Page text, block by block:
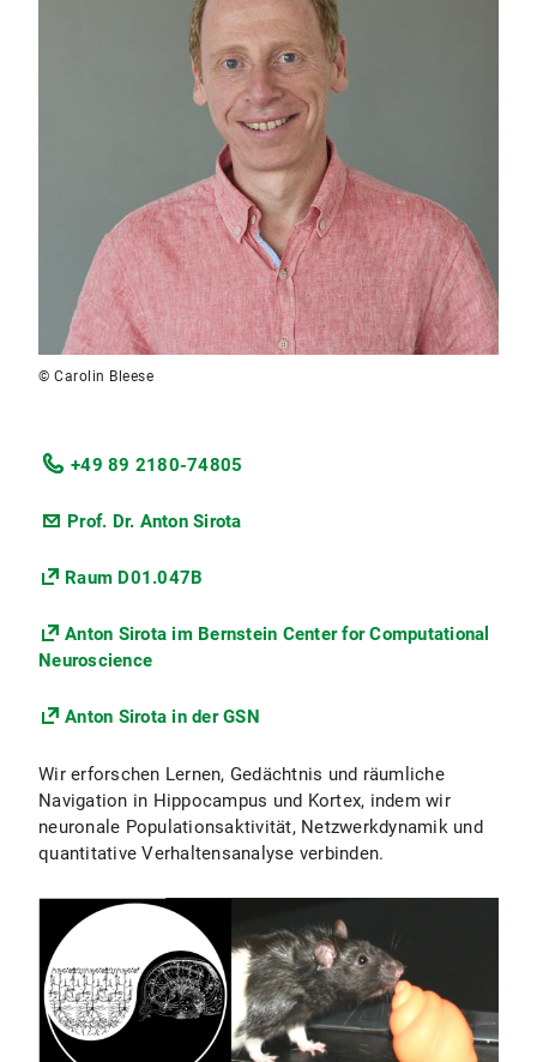
© Carolin Bleese
+49 89 2180-74805
Prof. Dr. Anton Sirota
Raum D01.047B
Anton Sirota im Bernstein Center for Computational
Neuroscience
Anton Sirota in der GSN
Wir erforschen Lernen, Gedächtnis und räumliche
Navigation in Hippocampus und Kortex, indem wir
neuronale Populationsaktivität, Netzwerkdynamik und
quantitative Verhaltensanalyse verbinden.